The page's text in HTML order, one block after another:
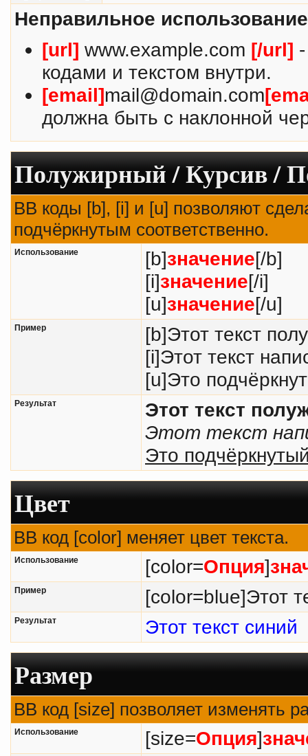
Неправильное
[url] www.example.com [/url]
кодами и текстом внутри.
[email]mail@domain.com
должна быть с наклонной
Полужирный / Курсив /
BB коды [b], [i] и [u] позволяют
подчёркнутым соответственно.
Использование [b]значение[/b]
[i]значение[/i]
[u]значение[/u]
Пример
[b]Этот текст
[i]Этот текст
[u]Это
Результат
Этот текст
Этот текст
Это
Цвет
BB код [color] меняет цвет текста.
Использование [color=Опция]
Пример [color=blue]Этот
Результат Этот текст синий
Размер
BB код [size] позволяет изменять
Использование [size=Опция]